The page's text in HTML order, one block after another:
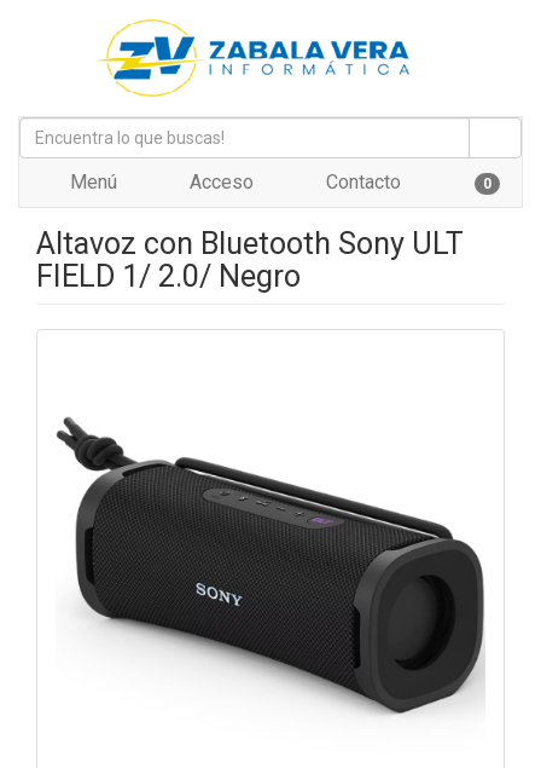
Menú Acceso Contacto 0
Altavoz con Bluetooth Sony ULT
FIELD 1/ 2.0/ Negro